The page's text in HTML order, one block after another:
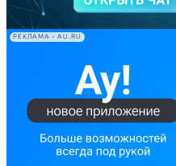
РЕКЛАМА • AU.RU